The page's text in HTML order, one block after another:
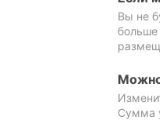
Вы не
больше
Можно
Сумма